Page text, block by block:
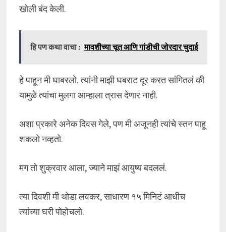
खोली बंद केली.
हि पण कथा वाचा : मावशीच्या चूत आणि गांडीची जोरदार चुदाई
हे पाहून मी घाबरलो. त्यांनी माझी घबराट दूर करत सांगितलं की
यामुळे त्यांचा मुलगा आम्हाला त्रास देणार नाही.
अशा प्रकारे अनेक दिवस गेले, पण मी अजूनही त्यांचे स्तन पाहू
शकलो नव्हतो.
मग तो शुक्रवार आला, ज्याने माझं आयुष्य बदललं.
त्या दिवशी मी थोडा लवकर, साधारण १५ मिनिटं आधीच
त्यांच्या घरी पोहोचलो.